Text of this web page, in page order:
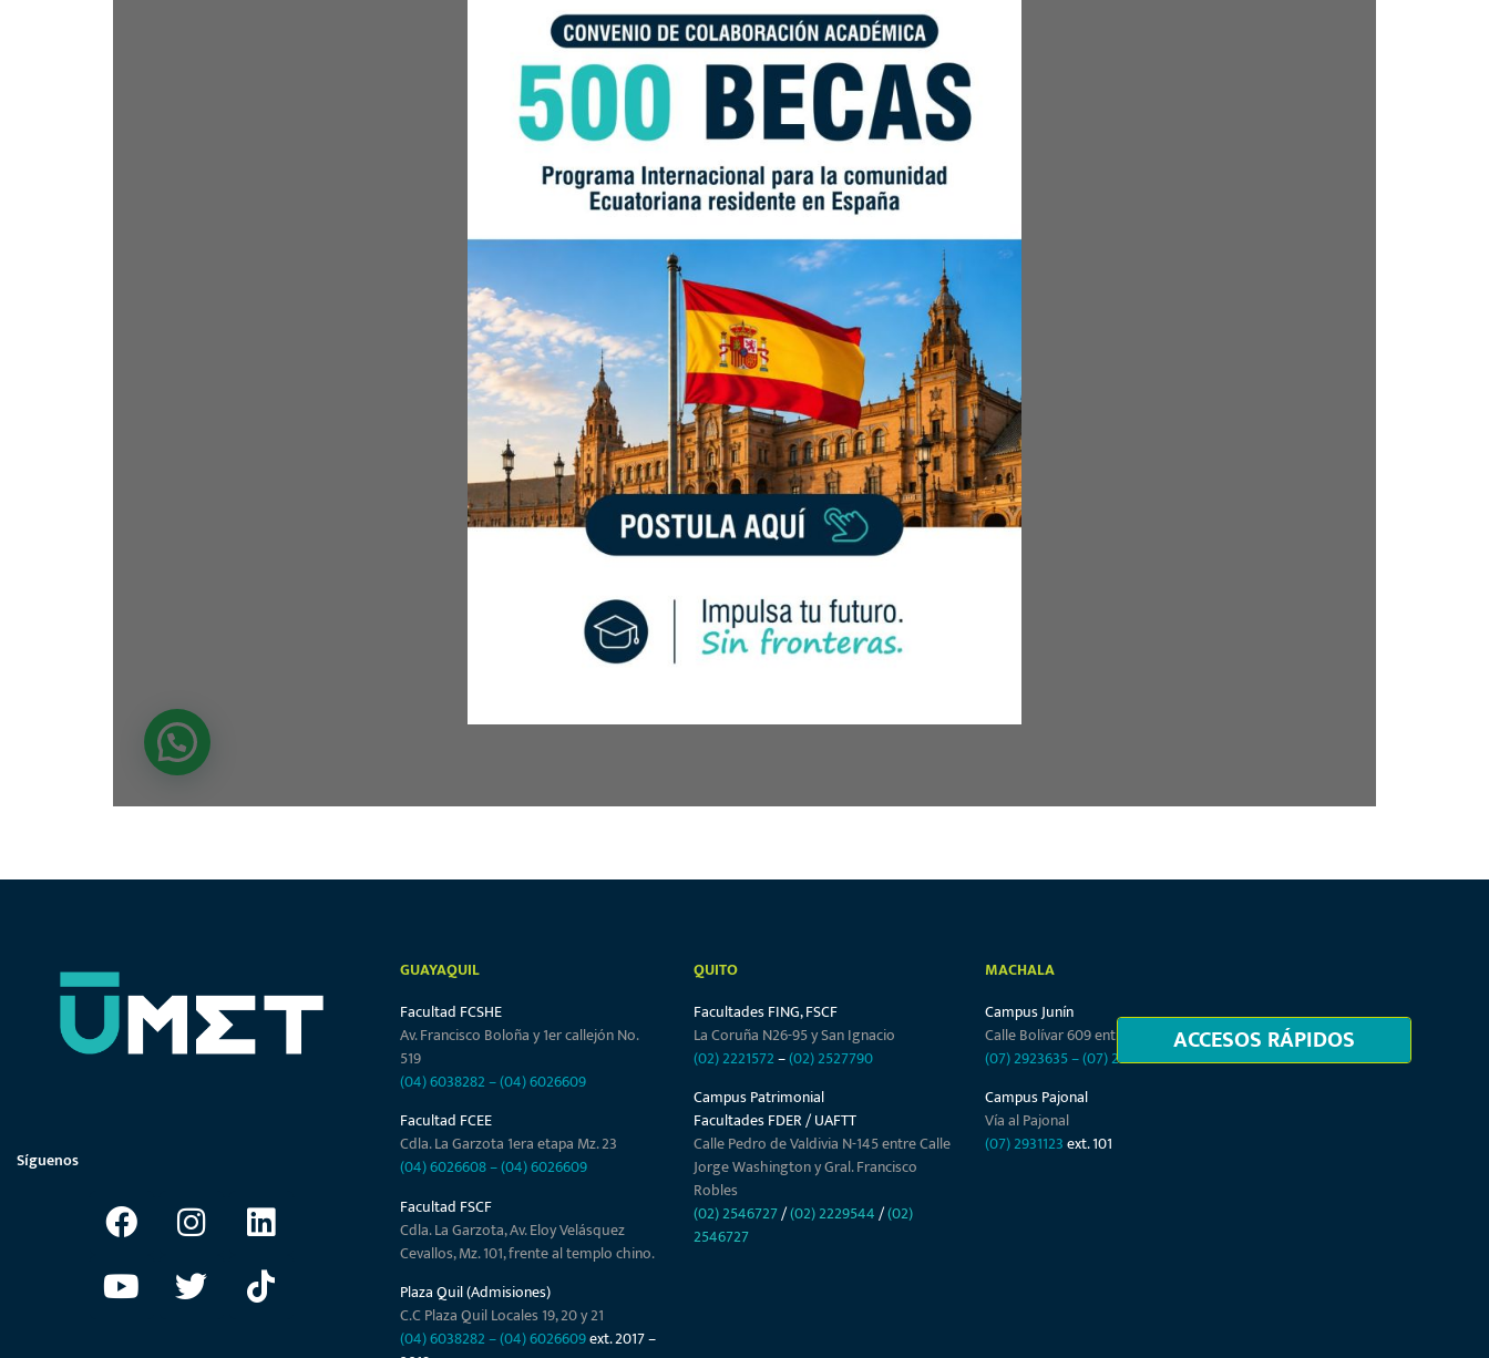
ACCESOS RÁPIDOS
Síguenos
GUAYAQUIL
Facultad FCSHE
Av. Francisco Boloña y 1er callejón No.
519
(04) 6038282–(04) 6026609
Facultad FCEE
Cdla. La Garzota 1era etapa Mz. 23
(04) 6026608–(04) 6026609
Facultad FSCF
Cdla. La Garzota, Av. Eloy Velásquez
Cevallos, Mz. 101, frente al templo chino.
Plaza Quil (Admisiones)
C.C Plaza Quil Locales 19, 20 y 21
(04) 6038282–(04) 6026609ext. 2017 –
QUITO
Facultades FING, FSCF
La Coruña N26-95 y San Ignacio
(02) 2221572–(02) 2527790
Campus Patrimonial
Facultades FDER / UAFTT
Calle Pedro de Valdivia N-145 entre Calle
Jorge Washington y Gral. Francisco
Robles
(02) 2546727/(02) 2229544/(02)
2546727
MACHALA
Campus Junín
Calle Bolívar 609 entre Junín y Tarqui
(07) 2923635–(07) 2932864
Campus Pajonal
Vía al Pajonal
(07) 2931123ext. 101